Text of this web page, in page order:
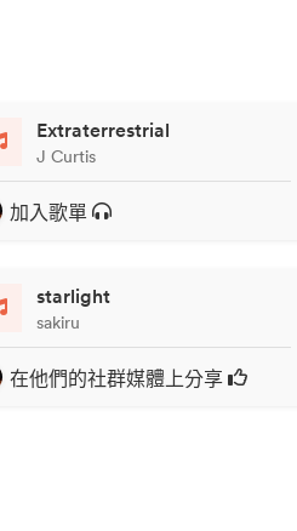
Extraterrestrial
J Curtis
加入歌單
starlight
sakiru
在他們的社群媒體上分享